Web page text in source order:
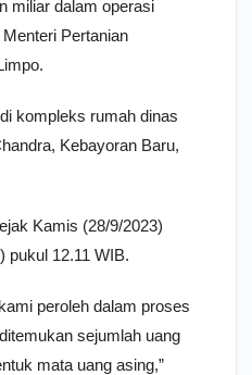
miliar dalam operasi
Pertanian
kompleks rumah dinas
Kebayoran Baru,
Kamis (28/9/2023)
pukul 12.11 WIB.
peroleh dalam proses
sejumlah uang
mata uang asing,”